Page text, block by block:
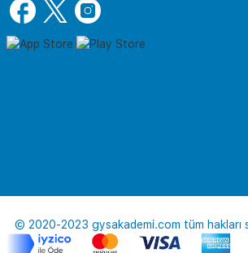
© 2020-2023 gysakademi.com tüm hakları